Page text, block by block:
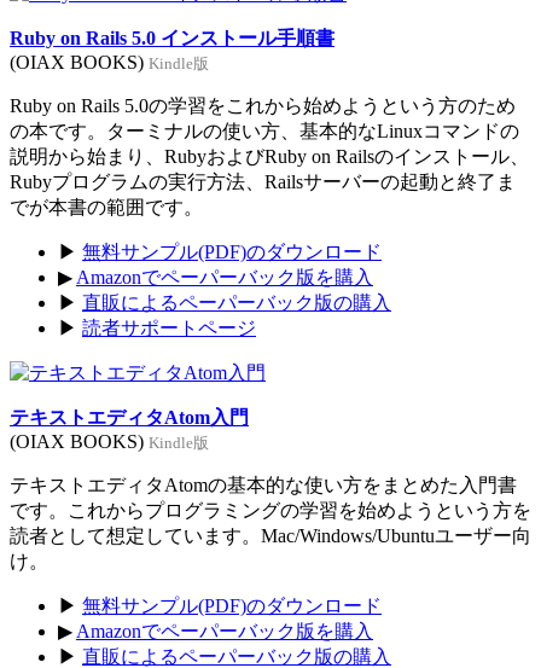
Ruby on Rails 5.0 インストール手順書
(OIAX BOOKS) Kindle版
Ruby on Rails 5.0の学習をこれから始めようという方のため
の本です。ターミナルの使い方、基本的なLinuxコマンドの
説明から始まり、RubyおよびRuby on Railsのインストール、
Rubyプログラムの実行方法、Railsサーバーの起動と終了ま
でが本書の範囲です。
▶ 無料サンプル(PDF)のダウンロード
▶ Amazonでペーパーバック版を購入
▶ 直販によるペーパーバック版の購入
▶ 読者サポートページ
テキストエディタAtom入門
(OIAX BOOKS) Kindle版
テキストエディタAtomの基本的な使い方をまとめた入門書
です。これからプログラミングの学習を始めようという方を
読者として想定しています。Mac/Windows/Ubuntuユーザー向
け。
▶ 無料サンプル(PDF)のダウンロード
▶ Amazonでペーパーバック版を購入
▶ 直販によるペーパーバック版の購入